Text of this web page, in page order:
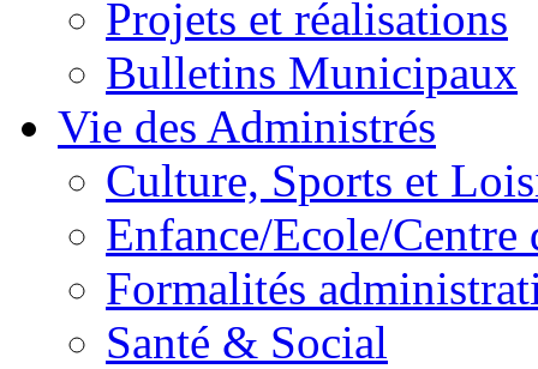
Projets et réalisations
Bulletins Municipaux
Vie des Administrés
Culture, Sports et
Enfance/Ecole/Centre
Formalités
Santé & Social